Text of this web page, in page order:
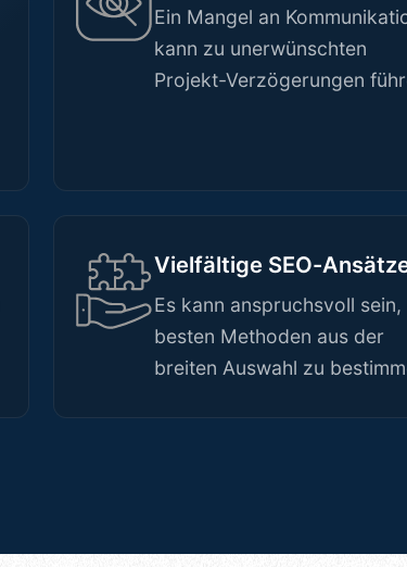
Ein Mangel an
kann zu unerwünschten
Projekt-Verzögerungen
Vielfältige SEO-
Es kann anspruchsvoll sein,
besten Methoden aus der
breiten Auswahl zu